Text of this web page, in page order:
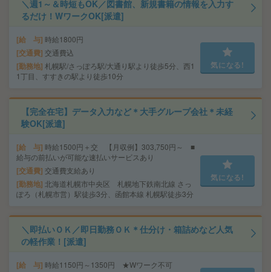
＼週1～＆時短もOK／図書館、新規書籍の情報を入力す
るだけ！WワークOK[派遣]
給 与 時給1800円
交通費 交通費込
勤務地 札幌駅/さっぽろ駅/大通り駅より徒歩5分、西1
1丁目、すすきの駅より徒歩10分
気になる!
【完全在宅】データ入力など＊大手グループ会社＊未経
験OK[派遣]
給 与 時給1500円＋交 【月収例】303,750円～ ■
給与の前払いが可能な速払いサービスあり
交通費 交通費支給あり
勤務地 北海道札幌市中央区 札幌地下鉄南北線 さっ
ぽろ（札幌市営）駅徒歩3分、函館本線 札幌駅徒歩3分
気になる!
＼即払いＯＫ／即日勤務ＯＫ＊仕分け・箱詰めなど人気
の軽作業！[派遣]
給 与 時給1150円～1350円 ★Wワーク不可